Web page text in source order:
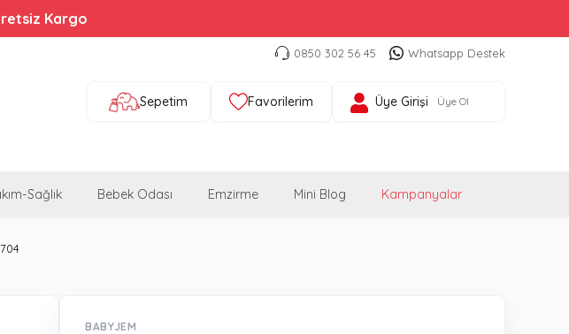
Kargo
0850 302 56 45 Whatsapp Destek
Sepetim Favorilerim Üye Girişi Üye Ol
Sağlık Bebek Odası Emzirme Mini Blog Kampanyalar
BABYJEM